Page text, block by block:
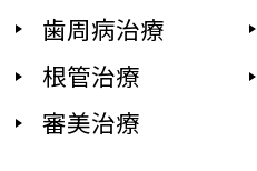
歯周病治療
根管治療
審美治療